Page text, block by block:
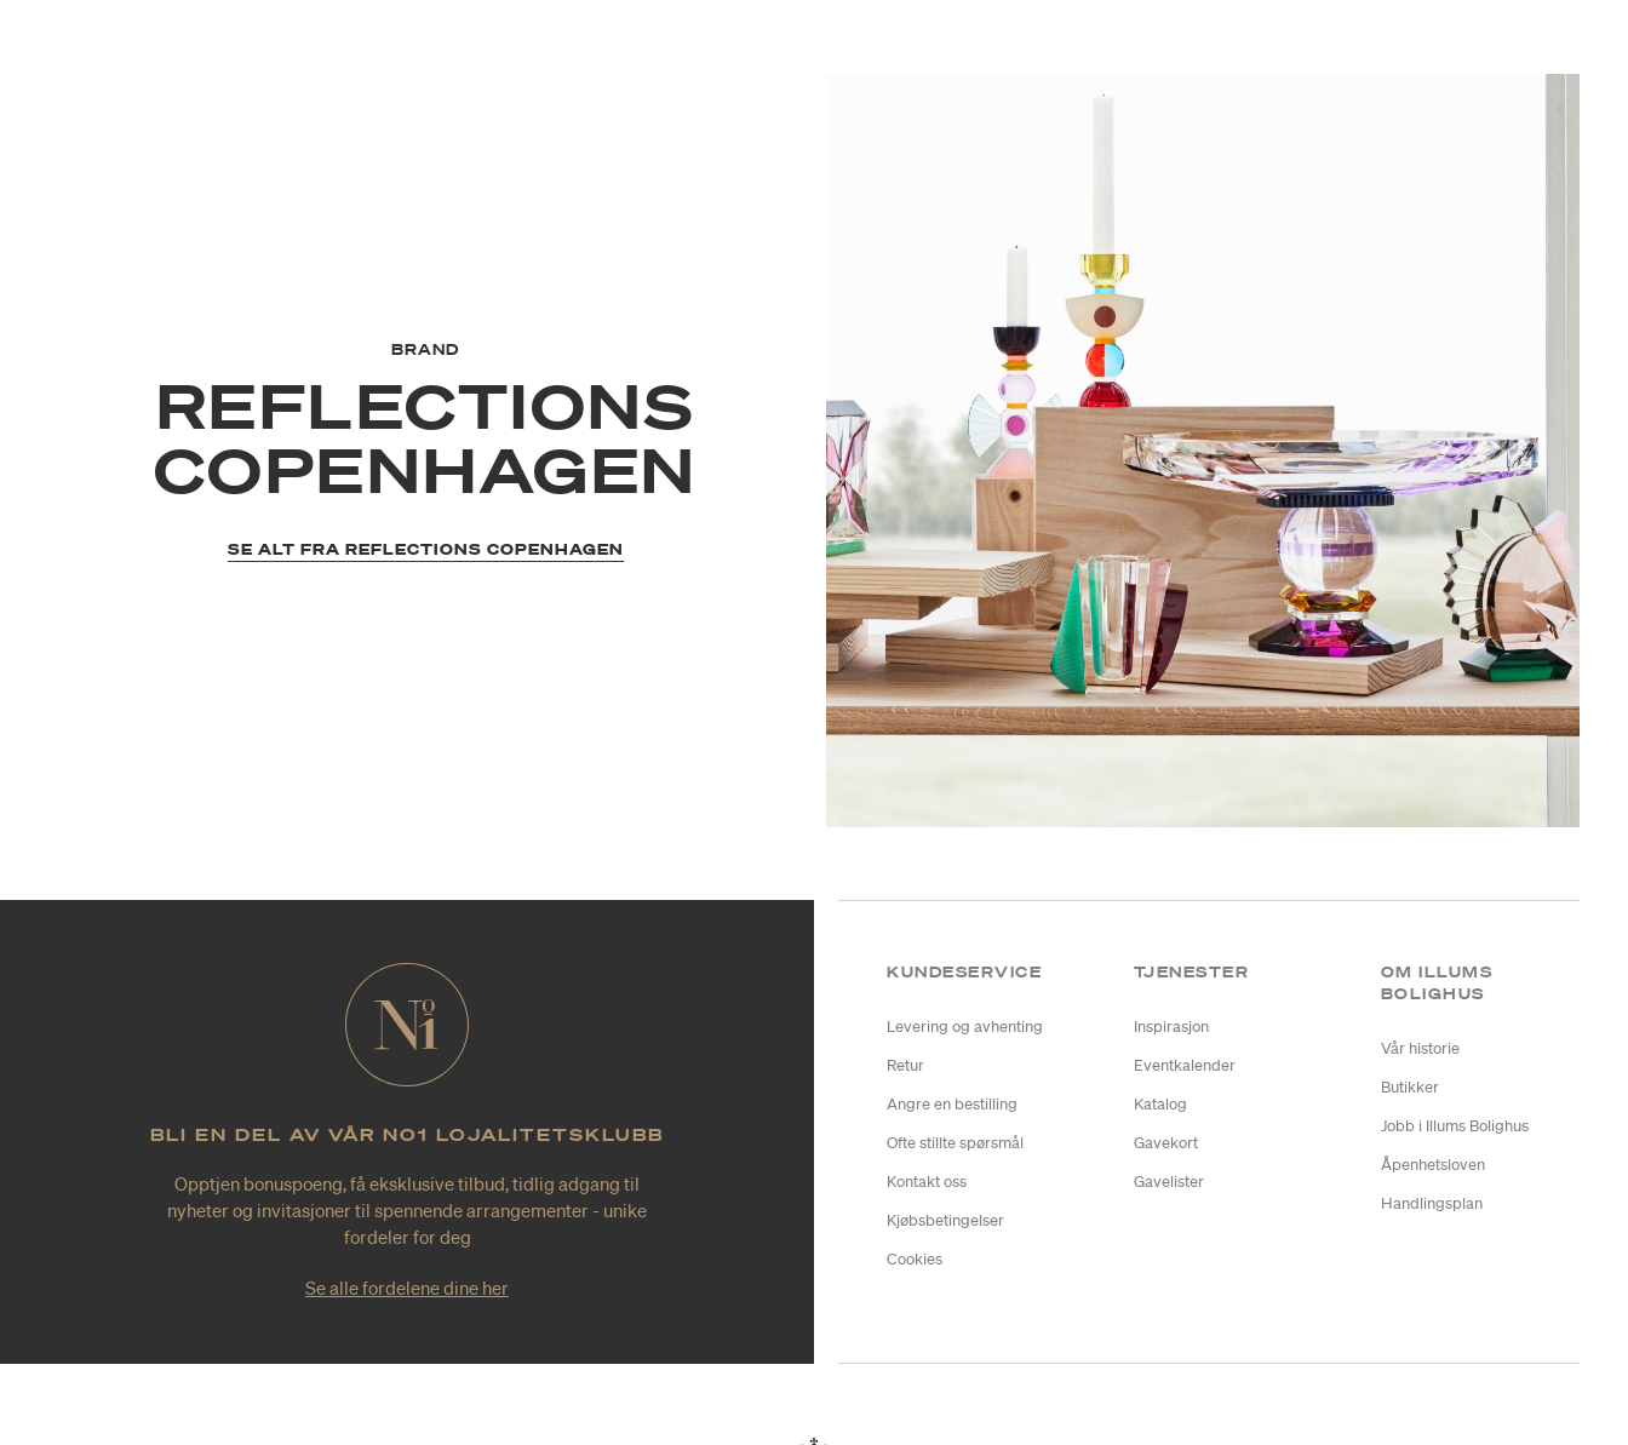
BRAND
REFLECTIONS
COPENHAGEN
SE ALT FRA REFLECTIONS COPENHAGEN
BLI EN DEL AV VÅR NO1 LOJALITETSKLUBB
Opptjen bonuspoeng, få eksklusive tilbud, tidlig adgang til
nyheter og invitasjoner til spennende arrangementer - unike
fordeler for deg
Se alle fordelene dine her
KUNDESERVICE
Levering og avhenting
Retur
Angre en bestilling
Ofte stillte spørsmål
Kontakt oss
Kjøbsbetingelser
Cookies
TJENESTER
Inspirasjon
Eventkalender
Katalog
Gavekort
Gavelister
OM ILLUMS
BOLIGHUS
Vår historie
Butikker
Jobb i Illums Bolighus
Åpenhetsloven
Handlingsplan